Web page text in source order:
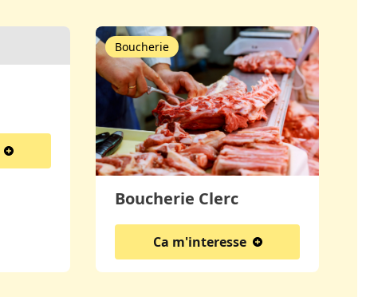
Boucherie Clerc
Boucherie
Ca m'interesse